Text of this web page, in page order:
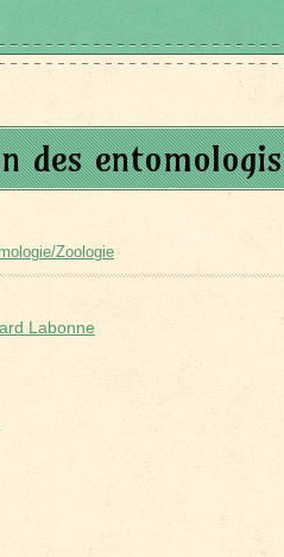
des
Zoologie
Labonne